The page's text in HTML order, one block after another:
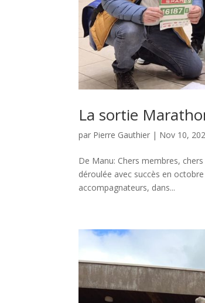
La sortie
par Pierre Gauthier | Nov 10,
De Manu: Chers membres,
déroulée avec succès en
accompagnateurs, dans...